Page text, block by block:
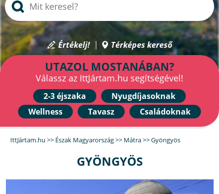
Értékelj! Térképes kereső
UTAZOL MOSTANÁBAN?
Válassz az IttJártam.hu segítségével!
2-3 éjszaka
Nyugdíjasoknak
Wellness
Tavasz Családoknak
IttJártam.hu >> Észak Magyarország>> Mátra>>Gyöngyös
GYÖNGYÖS